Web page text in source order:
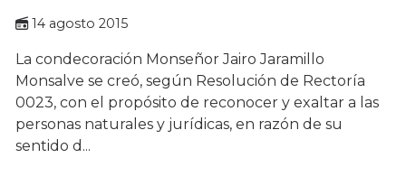
14 agosto 2015
La condecoración Monseñor Jairo Jaramillo
Monsalve se creó, según Resolución de Rectoría
0023, con el propósito de reconocer y exaltar a las
personas naturales y jurídicas, en razón de su
sentido d...